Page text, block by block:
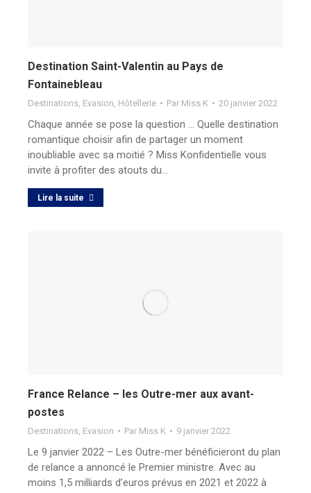
Destination Saint-Valentin au Pays de
Fontainebleau
Destinations, Evasion, Hôtellerie Par Miss K 20 janvier 2022
Chaque année se pose la question … Quelle destination
romantique choisir afin de partager un moment
inoubliable avec sa moitié ? Miss Konfidentielle vous
invite à profiter des atouts du…
Lire la suite
France Relance – les Outre-mer aux avant-
postes
Destinations, Evasion Par Miss K 9 janvier 2022
Le 9 janvier 2022 – Les Outre-mer bénéficieront du plan
de relance a annoncé le Premier ministre. Avec au
moins 1,5 milliards d’euros prévus en 2021 et 2022 à